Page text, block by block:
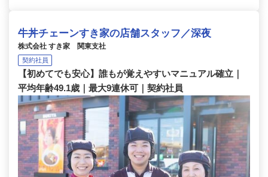
牛丼チェーンすき家の店舗スタッフ／深夜
株式会社 すき家 関東支社
契約社員
【初めてでも安心】誰もが覚えやすいマニュアル確立｜
平均年齢49.1歳｜最大9連休可｜契約社員